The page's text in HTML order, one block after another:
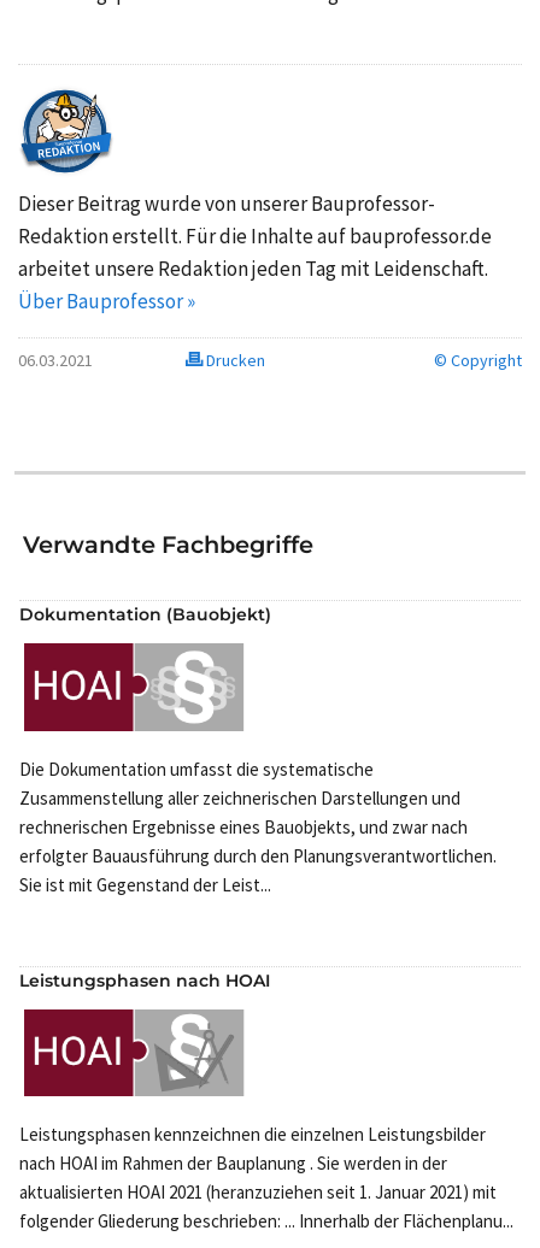
Dieser Beitrag wurde von unserer Bauprofessor-
Redaktion erstellt. Für die Inhalte auf bauprofessor.de
arbeitet unsere Redaktion jeden Tag mit Leidenschaft.
Über Bauprofessor »
06.03.2021 Drucken © Copyright
Verwandte Fachbegriffe
Dokumentation (Bauobjekt)
Die Dokumentation umfasst die systematische
Zusammenstellung aller zeichnerischen Darstellungen und
rechnerischen Ergebnisse eines Bauobjekts, und zwar nach
erfolgter Bauausführung durch den Planungsverantwortlichen.
Sie ist mit Gegenstand der Leist...
Leistungsphasen nach HOAI
Leistungsphasen kennzeichnen die einzelnen Leistungsbilder
nach HOAI im Rahmen der Bauplanung . Sie werden in der
aktualisierten HOAI 2021 (heranzuziehen seit 1. Januar 2021) mit
folgender Gliederung beschrieben: ... Innerhalb der Flächenplanu...